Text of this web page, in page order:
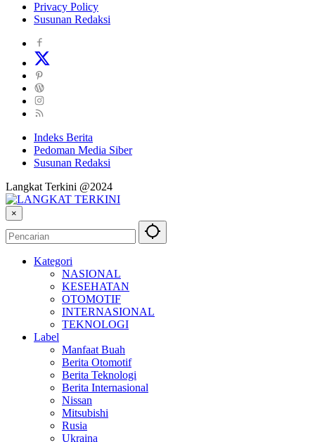
Privacy Policy
Susunan Redaksi
Indeks Berita
Pedoman Media Siber
Susunan Redaksi
Langkat Terkini @2024
×
Kategori
NASIONAL
KESEHATAN
OTOMOTIF
INTERNASIONAL
TEKNOLOGI
Label
Manfaat Buah
Berita Otomotif
Berita Teknologi
Berita Internasional
Nissan
Mitsubishi
Rusia
Ukraina